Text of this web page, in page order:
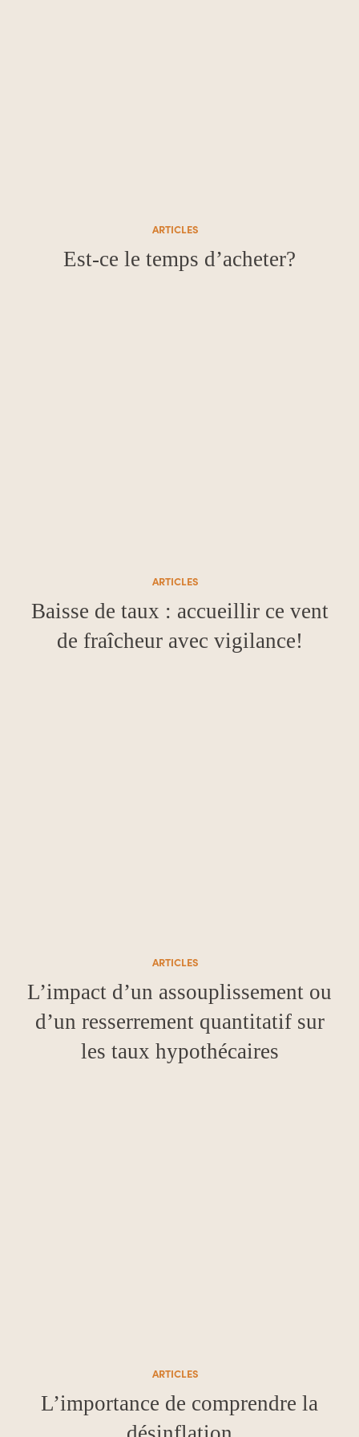
ARTICLES
Est-ce le temps d’acheter?
ARTICLES
Baisse de taux : accueillir ce vent
de fraîcheur avec vigilance!
ARTICLES
L’impact d’un assouplissement ou
d’un resserrement quantitatif sur
les taux hypothécaires
ARTICLES
L’importance de comprendre la